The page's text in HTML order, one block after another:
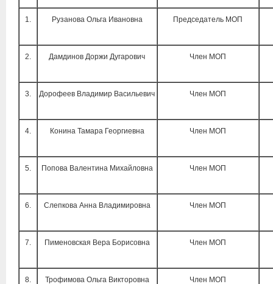
1. Рузанова Ольга Ивановна Председатель МОП
2. Дамдинов Доржи Дугарович Член МОП
3. Дорофеев Владимир Васильевич Член МОП
4. Конина Тамара Георгиевна Член МОП
5. Попова Валентина Михайловна Член МОП
6. Слепкова Анна Владимировна Член МОП
7. Пименовская Вера Борисовна Член МОП
8. Трофимова Ольга Викторовна Член МОП